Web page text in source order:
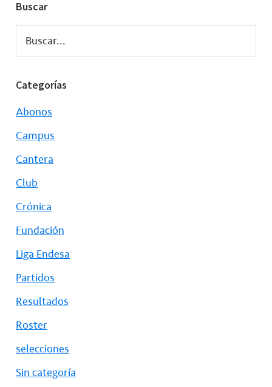
Buscar
Buscar...
Categorías
Abonos
Campus
Cantera
Club
Crónica
Fundación
Liga Endesa
Partidos
Resultados
Roster
selecciones
Sin categoría